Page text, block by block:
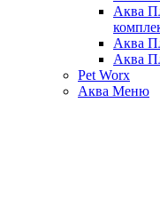
Аква
Аква
Аква
Pet Worx
Аква Меню